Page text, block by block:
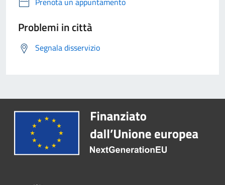
Problemi in città
Segnala disservizio